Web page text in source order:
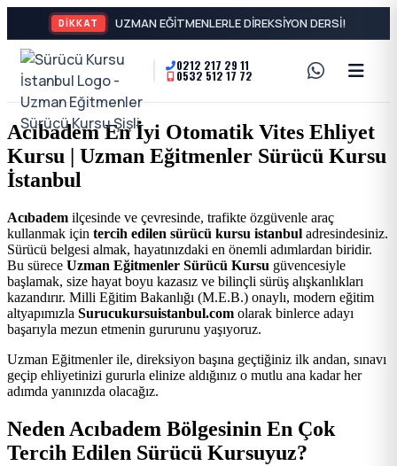
DİKKAT
Sürücü
Kursu
İstanbul
-
Şişli
En
İyi
Ehliyet
Kursu
A2
Motor
Ehliyeti
ve
Özel
Direksiyon
Dersi
0212 217 29 11
0532 512 17 72
Acıbadem En İyi Otomatik Vites Ehliyet
Kursu | Uzman Eğitmenler Sürücü Kursu
İstanbul
Acıbadem ilçesinde ve çevresinde, trafikte özgüvenle araç
kullanmak için tercih edilen sürücü kursu istanbul adresindesiniz.
Sürücü belgesi almak, hayatınızdaki en önemli adımlardan biridir.
Bu sürece Uzman Eğitmenler Sürücü Kursu güvencesiyle
başlamak, size hayat boyu kazasız ve bilinçli sürüş alışkanlıkları
kazandırır. Milli Eğitim Bakanlığı (M.E.B.) onaylı, modern eğitim
altyapımızla Surucukursuistanbul.com olarak binlerce adayı
başarıyla mezun etmenin gururunu yaşıyoruz.
Uzman Eğitmenler ile, direksiyon başına geçtiğiniz ilk andan, sınavı
geçip ehliyetinizi gururla elinize aldığınız o mutlu ana kadar her
adımda yanınızda olacağız.
Neden Acıbadem Bölgesinin En Çok
Tercih Edilen Sürücü Kursuyuz?